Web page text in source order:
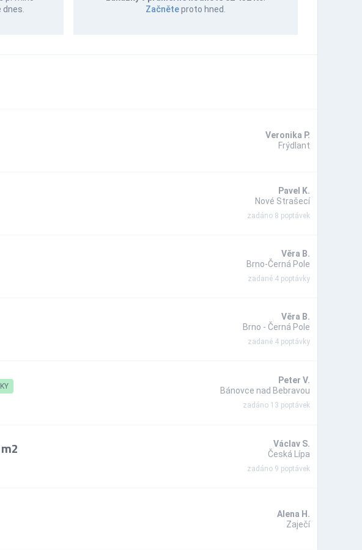
Začněteproto hned.
Veronika P.
Frýdlant
Pavel K.
Nové Strašecí
zadáno 8 poptávek
Věra B.
Brno-Černá Pole
zadané 4 poptávky
Věra B.
Brno - Černá Pole
zadané 4 poptávky
Peter V.
Bánovce nad Bebravou
zadáno 13 poptávek
Václav S.
Česká Lípa
zadáno 9 poptávek
Alena H.
Zaječí